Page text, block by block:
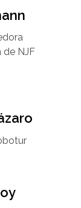
de NJF